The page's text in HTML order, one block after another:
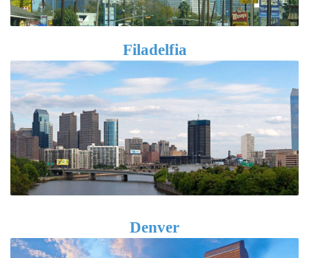
Filadelfia
Denver